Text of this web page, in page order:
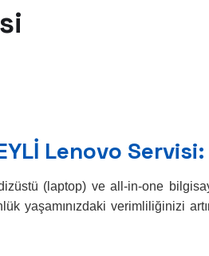
Lenovo
(laptop) ve all-in-one
yaşamınızdaki verimliliğinizi